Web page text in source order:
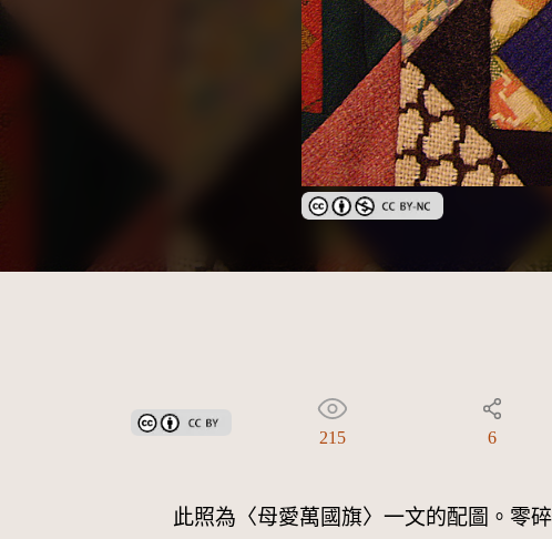
創用CC姓名標示-非商
創用CC姓名標示 3.0 台灣及其後版本(CC BY 3.0 TW +)
215 6
此照為〈母愛萬國旗〉一文的配圖。零